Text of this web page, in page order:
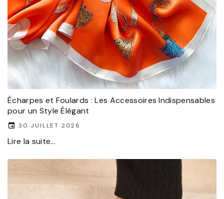
Écharpes et Foulards : Les Accessoires Indispensables
pour un Style Élégant
30 JUILLET 2026
Lire la suite...